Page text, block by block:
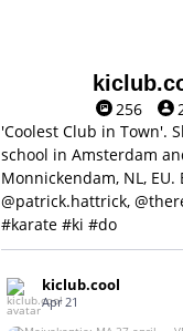
256
'Coolest Club in Town'.
school in Amsterdam
Monnickendam, NL, EU.
@patrick.hattrick,
#karate #ki #do
kiclub.cool
Apr 21